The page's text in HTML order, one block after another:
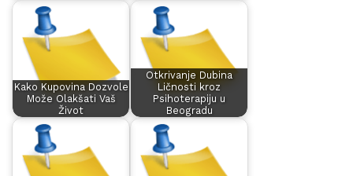
Kako Kupovina Dozvole
Može Olakšati Vaš
Život
Otkrivanje Dubina
Ličnosti kroz
Psihoterapiju u
Beogradu